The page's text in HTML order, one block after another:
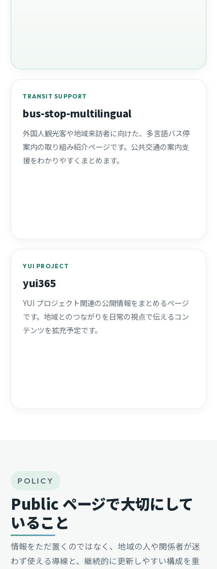
TRANSIT SUPPORT
bus-stop-multilingual
外国人観光客や地域来訪者に向けた、多言語バス停
案内の取り組み紹介ページです。公共交通の案内支
援をわかりやすくまとめます。
YUI PROJECT
yui365
YUI プロジェクト関連の公開情報をまとめるページ
です。地域とのつながりを日常の視点で伝えるコン
テンツを拡充予定です。
POLICY
Public ページで大切にして
いること
情報をただ置くのではなく、地域の人や関係者が迷
わず使える導線と、継続的に更新しやすい構成を重